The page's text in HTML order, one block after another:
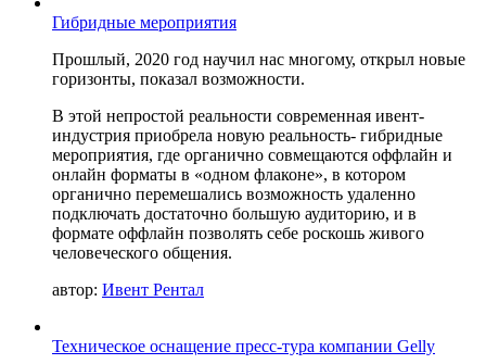
Гибридные мероприятия
Прошлый, 2020 год научил нас многому, открыл новые
горизонты, показал возможности.
В этой непростой реальности современная ивент-
индустрия приобрела новую реальность- гибридные
мероприятия, где органично совмещаются оффлайн и
онлайн форматы в «одном флаконе», в котором
органично перемешались возможность удаленно
подключать достаточно большую аудиторию, и в
формате оффлайн позволять себе роскошь живого
человеческого общения.
автор: Ивент Рентал
Техническое оснащение пресс-тура компании Gelly